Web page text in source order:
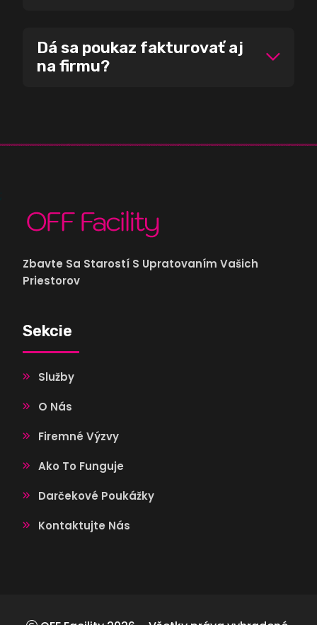
Dá sa poukaz fakturovať aj
na firmu?
Zbavte Sa Starostí S Upratovaním Vašich
Priestorov
Sekcie
Služby
O Nás
Firemné Výzvy
Ako To Funguje
Darčekové Poukážky
Kontaktujte Nás